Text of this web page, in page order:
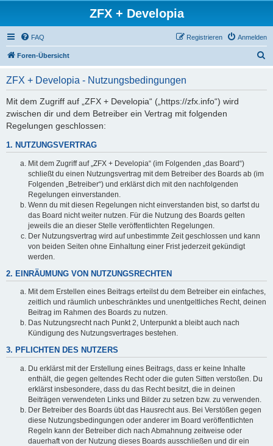
ZFX + Developia
FAQ Anmelden
Registrieren
Foren-Übersicht
ZFX + Developia - Nutzungsbedingungen
Mit dem Zugriff auf „ZFX + Developia“ („https://zfx.info“) wird
zwischen dir und dem Betreiber ein Vertrag mit folgenden
Regelungen geschlossen:
1. NUTZUNGSVERTRAG
Mit dem Zugriff auf „ZFX + Developia“ (im Folgenden „das Board“)
schließt du einen Nutzungsvertrag mit dem Betreiber des Boards ab (im
Folgenden „Betreiber“) und erklärst dich mit den nachfolgenden
Regelungen einverstanden.
Wenn du mit diesen Regelungen nicht einverstanden bist, so darfst du
das Board nicht weiter nutzen. Für die Nutzung des Boards gelten
jeweils die an dieser Stelle veröffentlichten Regelungen.
Der Nutzungsvertrag wird auf unbestimmte Zeit geschlossen und kann
von beiden Seiten ohne Einhaltung einer Frist jederzeit gekündigt
werden.
2. EINRÄUMUNG VON NUTZUNGSRECHTEN
Mit dem Erstellen eines Beitrags erteilst du dem Betreiber ein einfaches,
zeitlich und räumlich unbeschränktes und unentgeltliches Recht, deinen
Beitrag im Rahmen des Boards zu nutzen.
Das Nutzungsrecht nach Punkt 2, Unterpunkt a bleibt auch nach
Kündigung des Nutzungsvertrages bestehen.
3. PFLICHTEN DES NUTZERS
Du erklärst mit der Erstellung eines Beitrags, dass er keine Inhalte
enthält, die gegen geltendes Recht oder die guten Sitten verstoßen. Du
erklärst insbesondere, dass du das Recht besitzt, die in deinen
Beiträgen verwendeten Links und Bilder zu setzen bzw. zu verwenden.
Der Betreiber des Boards übt das Hausrecht aus. Bei Verstößen gegen
diese Nutzungsbedingungen oder anderer im Board veröffentlichten
Regeln kann der Betreiber dich nach Abmahnung zeitweise oder
dauerhaft von der Nutzung dieses Boards ausschließen und dir ein